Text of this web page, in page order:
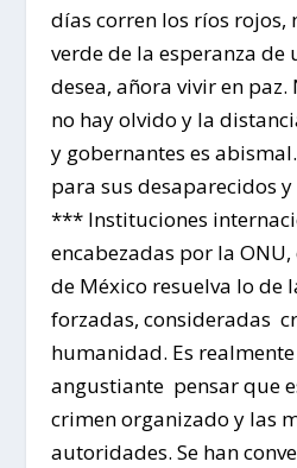
días corren los ríos rojos,
verde de la esperanza de
desea, añora vivir en paz.
no hay olvido y la
y gobernantes es
para sus desaparecidos
*** Instituciones
encabezadas por la
de México resuelva lo de
forzadas, consideradas
humanidad. Es
angustiante pensar que
crimen organizado y las
autoridades. Se han